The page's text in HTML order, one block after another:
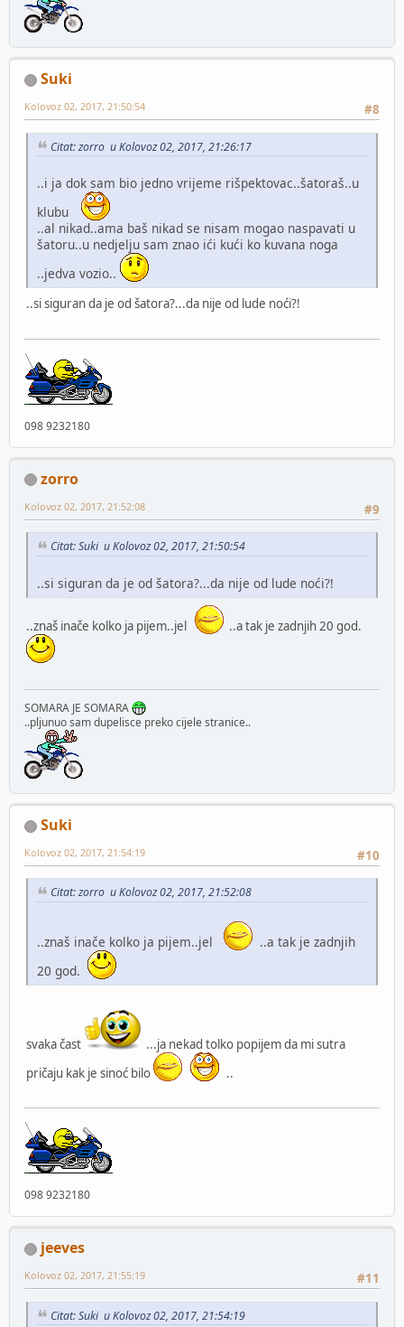
Suki
#8
Kolovoz 02, 2017, 21:50:54
Citat: zorro u Kolovoz 02, 2017, 21:26:17
..i ja dok sam bio jedno vrijeme rišpektovac..šatoraš..u
klubu
..al nikad..ama baš nikad se nisam mogao naspavati u
šatoru..u nedjelju sam znao ići kući ko kuvana noga
..jedva vozio..
..si siguran da je od šatora?...da nije od lude noći?!
098 9232180
zorro
#9
Kolovoz 02, 2017, 21:52:08
Citat: Suki u Kolovoz 02, 2017, 21:50:54
..si siguran da je od šatora?...da nije od lude noći?!
..znaš inače kolko ja pijem..jel ..a tak je zadnjih 20 god.
SOMARA JE SOMARA
..pljunuo sam dupelisce preko cijele stranice..
Suki
#10
Kolovoz 02, 2017, 21:54:19
Citat: zorro u Kolovoz 02, 2017, 21:52:08
..znaš inače kolko ja pijem..jel
..a tak je zadnjih
20 god.
svaka čast
...ja nekad tolko popijem da mi sutra
pričaju kak je sinoć bilo
..
098 9232180
jeeves
#11
Kolovoz 02, 2017, 21:55:19
Citat: Suki u Kolovoz 02, 2017, 21:54:19